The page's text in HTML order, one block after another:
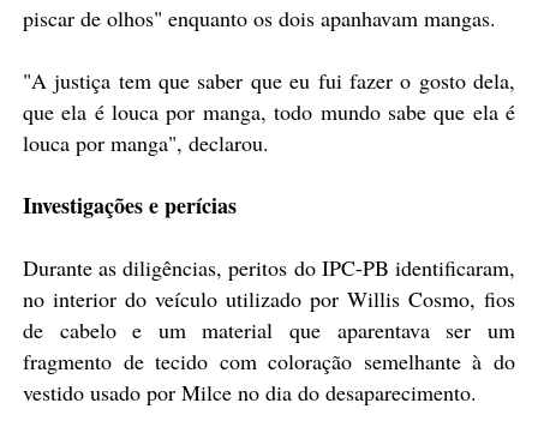
piscar de olhos" enquanto os dois apanhavam mangas.
"A justiça tem que saber que eu fui fazer o gosto dela,
que ela é louca por manga, todo mundo sabe que ela é
louca por manga", declarou.
Investigações e perícias
Durante as diligências, peritos do IPC-PB identificaram,
no interior do veículo utilizado por Willis Cosmo, fios
de cabelo e um material que aparentava ser um
fragmento de tecido com coloração semelhante à do
vestido usado por Milce no dia do desaparecimento.